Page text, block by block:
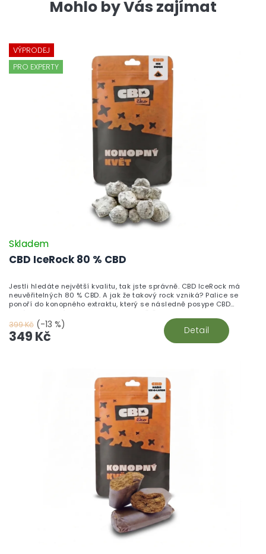
Mohlo by Vás zajímat
VÝPRODEJ
PRO EXPERTY
CBD IceRock 80 % CBD
Skladem
399 Kč (-13 %)
349 Kč Detail
Jestli hledáte největší kvalitu, tak jste správně. CBD IceRock má
neuvěřitelných 80 % CBD. A jak že takový rock vzniká? Palice se
ponoří do konopného extraktu, který se následně posype CBD
izolátem a voilà CBD IceRock je na světě!